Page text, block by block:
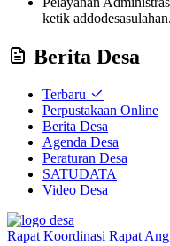
ketik
Berita Desa
Terbaru
Perpustakaan Online
Berita Desa
Agenda Desa
Peraturan Desa
SATUDATA
Video Desa
Rapat Koordinasi Rapat